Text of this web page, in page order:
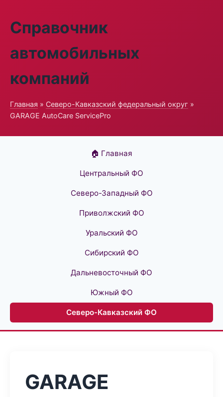
Справочник
автомобильных
компаний
Главная » Северо-Кавказский федеральный округ »
GARAGE AutoCare ServicePro
🏠 Главная
Центральный ФО
Северо-Западный ФО
Приволжский ФО
Уральский ФО
Сибирский ФО
Дальневосточный ФО
Южный ФО
Северо-Кавказский ФО
GARAGE